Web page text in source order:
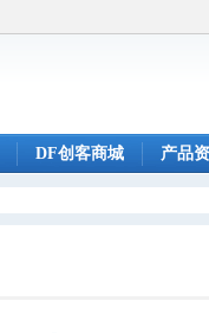
DF创客商城 产品